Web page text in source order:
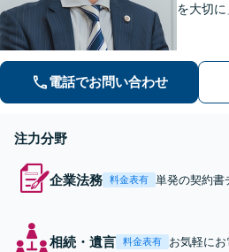
を大切に
／労働
く対応
分】
電話でお問い合わせ
注力分野
企業法務 料金表有
単発の契約書
企業間トラブ
相続・遺言 料金表有
お気軽にお